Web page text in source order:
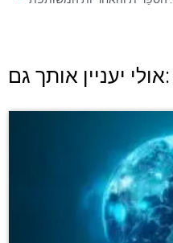
אולי יעניין אותך גם: